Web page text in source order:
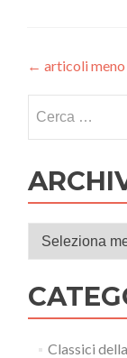
← articoli
Archivi
Classici